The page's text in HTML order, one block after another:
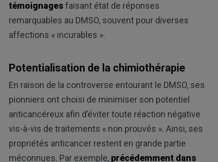
témoignagesfaisant état de réponses
remarquables au DMSO, souvent pour diverses
affections « incurables ».
Potentialisation de la chimiothérapie
En raison de la controverse entourant le DMSO, ses
pionniers ont choisi de minimiser son potentiel
anticancéreux afin d’éviter toute réaction négative
vis-à-vis de traitements « non prouvés ». Ainsi, ses
propriétés anticancer restent en grande partie
méconnues. Par exemple, précédemment dans